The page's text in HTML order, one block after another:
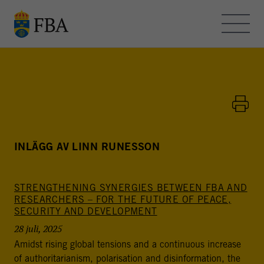
HEMSIDAN
FBA - BLOGGEN
FBA arbetar med internationella fredsinsatser och
utvecklingssamarbete. Myndigheten bedriver
utbildning, forskning och metodutveckling för att stödja
freds- och statsbyggande i konflikt- och
INLÄGG AV LINN RUNESSON
STRENGTHENING SYNERGIES BETWEEN FBA AND
RESEARCHERS – FOR THE FUTURE OF PEACE,
SECURITY AND DEVELOPMENT
28 juli, 2025
Amidst rising global tensions and a continuous increase
of authoritarianism, polarisation and disinformation, the